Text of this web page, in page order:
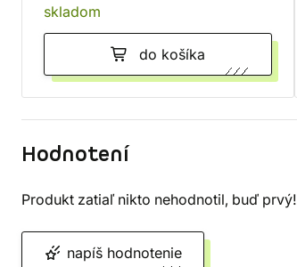
skladom
do košíka
Hodnotení
Produkt zatiaľ nikto nehodnotil, buď prvý!
napíš hodnotenie